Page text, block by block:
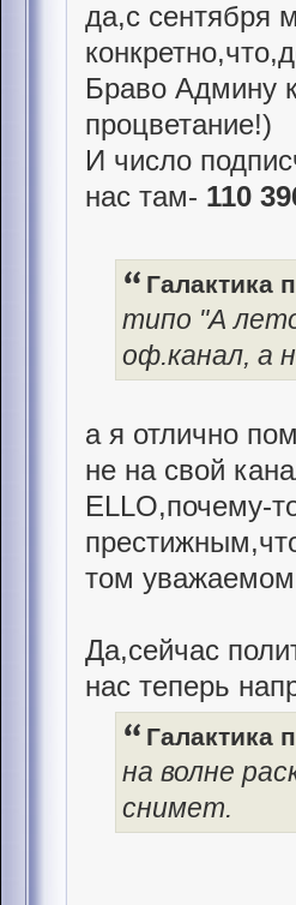
да,с сентября
Браво Админу
процветание!)
И число
нас там- 110
Галактика
типо "А
оф.канал, а
а я отлично
не на свой
ELLO,почему-
том
Да,сейчас
нас теперь
Галактика
на волне
снимет.